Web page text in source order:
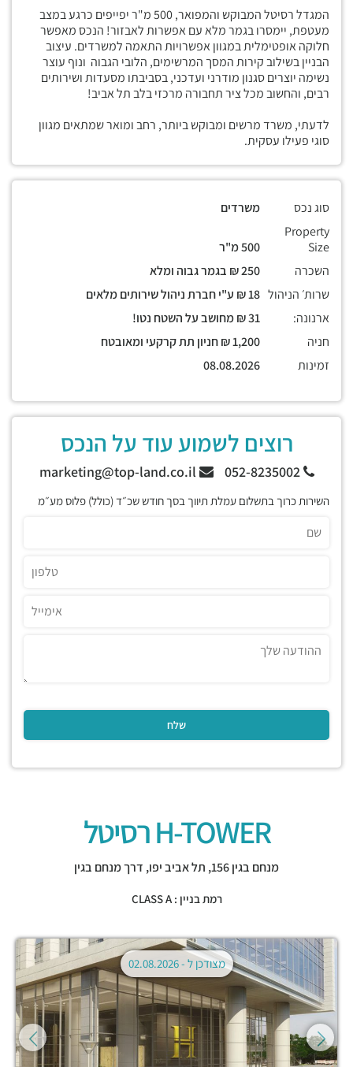
המגדל רסיטל המבוקש והמפואר, 500 מ"ר יפייפים כרגע במצב
מעטפת, יימסרו בגמר מלא עם אפשרות לאבזור! הנכס מאפשר
חלוקה אופטימלית במגוון אפשרויות התאמה למשרדים. עיצוב
הבניין בשילוב קירות המסך המרשימים, הלובי הגבוה ונוף עוצר
נשימה יוצרים סגנון מודרני ועדכני, בסביבתו מסעדות ושירותים
רבים, והחשוב מכל ציר תחבורה מרכזי בלב תל אביב!
לדעתי, משרד מרשים ומבוקש ביותר, רחב ומואר שמתאים מגוון
סוגי פעילו עסקית.
סוג נכס
משרדים
Property
Size
השכרה
שרות׳ הניהול
ארנונה:
חניה
זמינות
רוצים לשמוע עוד על הנכס
052-8235002
השירות כרוך בתשלום עמלת תיווך בסך חודש שכ״ד (כולל) פלוס מע״מ
H-TOWER רסיטל
מנחם בגין 156, תל אביב יפו, דרך מנחם בגין
רמת בניין : CLASS A
מצודכן ל -02.08.2026